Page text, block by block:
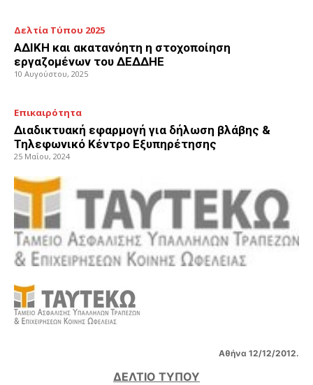
Δελτία Τύπου 2025
ΑΔΙΚΗ και ακατανόητη η στοχοποίηση
εργαζομένων του ΔΕΔΔΗΕ
10 Αυγούστου, 2025
Επικαιρότητα
Διαδικτυακή εφαρμογή για δήλωση βλάβης &
Τηλεφωνικό Κέντρο Εξυπηρέτησης
25 Μαΐου, 2024
Αθήνα 12/12/2012.
ΔΕΛΤΙΟ ΤΥΠΟΥ